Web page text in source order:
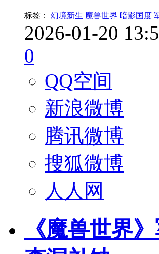
标签： 幻境新生 魔兽世界 暗影国度
2026-01-20
0
QQ空间
新浪微博
腾讯微博
搜狐微博
人人网
《魔兽世界